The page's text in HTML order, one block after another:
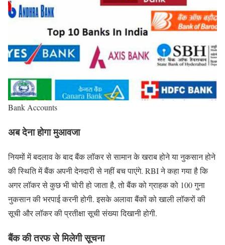
Bank Accounts
अब देना होगा मुआवजा
नियमों में बदलाव के बाद बैंक लॉकर से सामान के खराब होने या नुकसान होने
की स्थिति में बैंक अपनी देनदारी से नहीं बच पाएंगे. RBI ने कहा गया है कि
अगर लॉकर से कुछ भी चोरी हो जाता है, तो बैंक को ग्राहक को 100 गुना
नुकसान की भरपाई करनी होगी. इसके अलावा बैंकों को खाली लॉकरों की
सूची और लॉकर की प्रतीक्षा सूची संख्या दिखानी होगी.
बैंक की तरफ से मिलेगी सूचना